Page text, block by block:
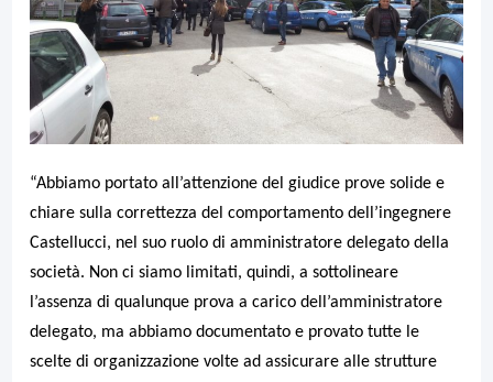
“Abbiamo portato all’attenzione del giudice prove solide e
chiare sulla correttezza del comportamento dell’ingegnere
Castellucci, nel suo ruolo di amministratore delegato della
società. Non ci siamo limitati, quindi, a sottolineare
l’assenza di qualunque prova a carico dell’amministratore
delegato, ma abbiamo documentato e provato tutte le
scelte di organizzazione volte ad assicurare alle strutture